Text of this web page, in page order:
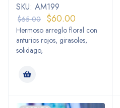
SKU: AM199
$65.00 $60.00
Hermoso arreglo floral con
anturios rojos, girasoles,
solidago,